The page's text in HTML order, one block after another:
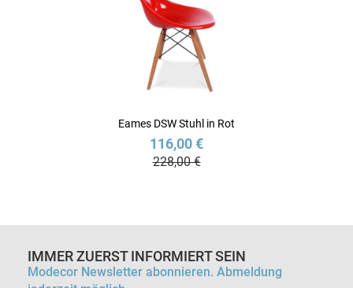
Eames DSW Stuhl in Rot
116,00 €
228,00 €
IMMER ZUERST INFORMIERT SEIN
Modecor Newsletter abonnieren. Abmeldung